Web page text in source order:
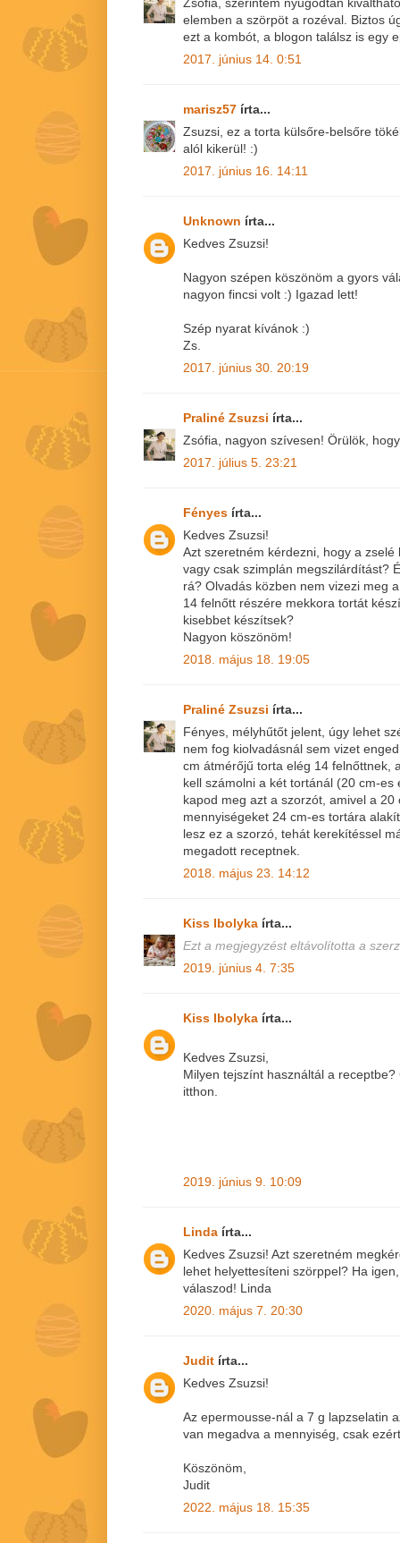
elemben a szörpöt a rozéval. Biztos
ezt a kombót, a blogon találsz is egy
2017. június 14. 0:51
marisz57 írta...
Zsuzsi, ez a torta külsőre-belsőre
alól kikerül! :)
2017. június 16. 14:11
Unknown írta...
Kedves Zsuzsi!
Nagyon szépen köszönöm a gyors
nagyon fincsi volt :) Igazad lett!
Szép nyarat kívánok :)
Zs.
2017. június 30. 20:19
Praliné Zsuzsi írta...
Zsófia, nagyon szívesen! Örülök,
2017. július 5. 23:21
Fényes írta...
Kedves Zsuzsi!
Azt szeretném kérdezni, hogy a
vagy csak szimplán megszilárdítást?
rá? Olvadás közben nem vizezi meg
14 felnőtt részére mekkora tortát
kisebbet készítsek?
Nagyon köszönöm!
2018. május 18. 19:05
Praliné Zsuzsi írta...
Fényes, mélyhűtőt jelent, úgy lehet
nem fog kiolvadásnál sem vizet
cm átmérőjű torta elég 14 felnőttnek,
kell számolni a két tortánál (20 cm-
kapod meg azt a szorzót, amivel a
mennyiségeket 24 cm-es tortára
lesz ez a szorzó, tehát kerekítéssel
megadott receptnek.
2018. május 23. 14:12
Kiss Ibolyka írta...
Ezt a megjegyzést eltávolította a
2019. június 4. 7:35
Kiss Ibolyka írta...
Kedves Zsuzsi,
Milyen tejszínt használtál a
itthon.
2019. június 9. 10:09
Linda írta...
Kedves Zsuzsi! Azt szeretném
lehet helyettesíteni szörppel? Ha
válaszod! Linda
2020. május 7. 20:30
Judit írta...
Kedves Zsuzsi!
Az epermousse-nál a 7 g lapzselatin
van megadva a mennyiség, csak
Köszönöm,
Judit
2022. május 18. 15:35